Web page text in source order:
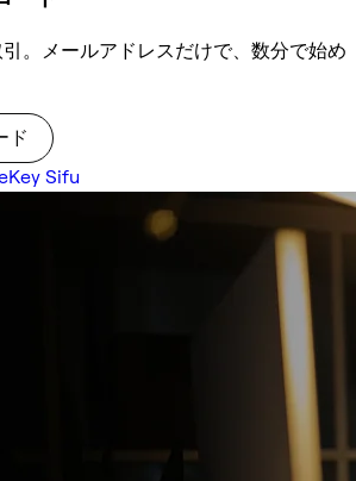
。メールアドレスだけで、数分で始め
ド
Sifu